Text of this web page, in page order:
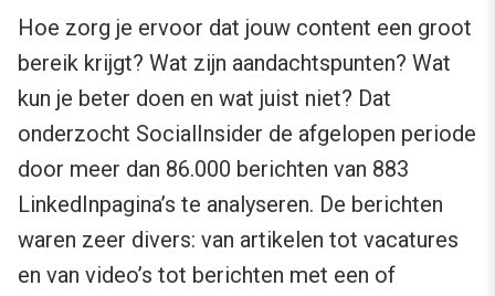
Hoe zorg je ervoor dat jouw content een groot
bereik krijgt? Wat zijn aandachtspunten? Wat
kun je beter doen en wat juist niet? Dat
onderzocht SocialInsider de afgelopen periode
door meer dan 86.000 berichten van 883
LinkedInpagina’s te analyseren. De berichten
waren zeer divers: van artikelen tot vacatures
en van video’s tot berichten met een of